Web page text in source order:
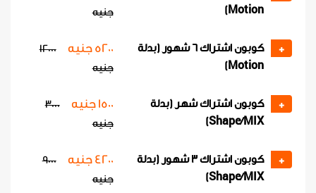
Motion)
جنيه
+
كوبون اشتراك 6 شهور (بدلة
Motion)
5200 جنيه
12000
جنيه
+
كوبون اشتراك شهر (بدلة
Shape/MIX)
1500 جنيه
3000
جنيه
+
كوبون اشتراك 3 شهور (بدلة
Shape/MIX)
4200 جنيه
9000
جنيه